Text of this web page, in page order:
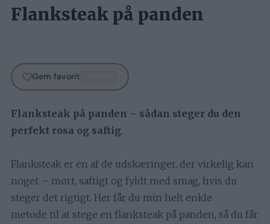
Flanksteak på panden
Gem favorit
Flanksteak på panden – sådan steger du den
perfekt rosa og saftig.
Flanksteak er en af de udskæringer, der virkelig kan
noget – mørt, saftigt og fyldt med smag, hvis du
steger det rigtigt. Her får du min helt enkle
metode til at stege en flanksteak på panden, så du får